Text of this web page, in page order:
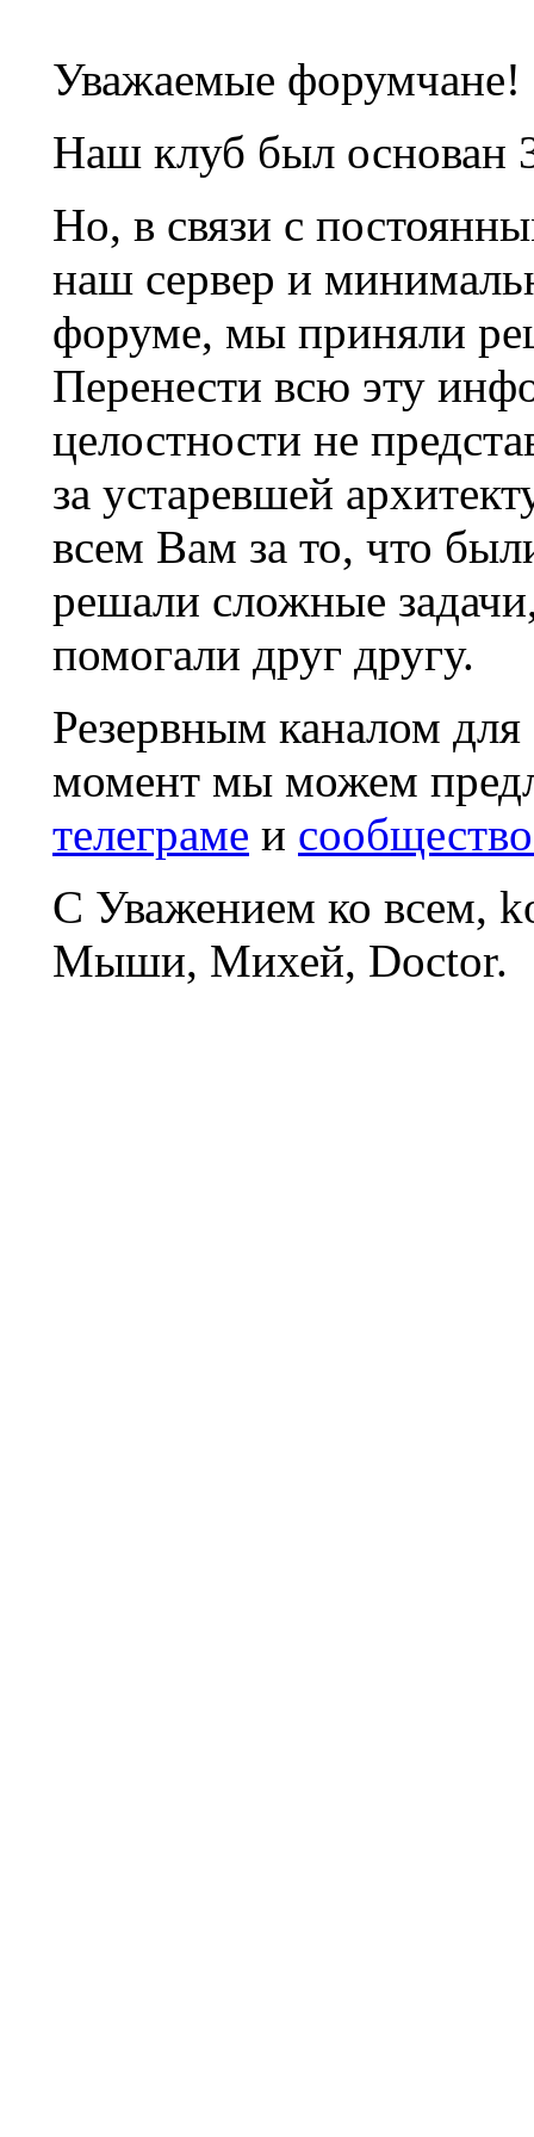
Уважаемые форумчане!
Наш клуб был основан
Но, в связи с
наш сервер и
форуме, мы приняли
Перенести всю эту
целостности не
за устаревшей
всем Вам за то, что
решали сложные
помогали друг другу.
Резервным каналом
момент мы можем
телеграме и
С Уважением ко всем,
Мыши, Михей, Doctor.